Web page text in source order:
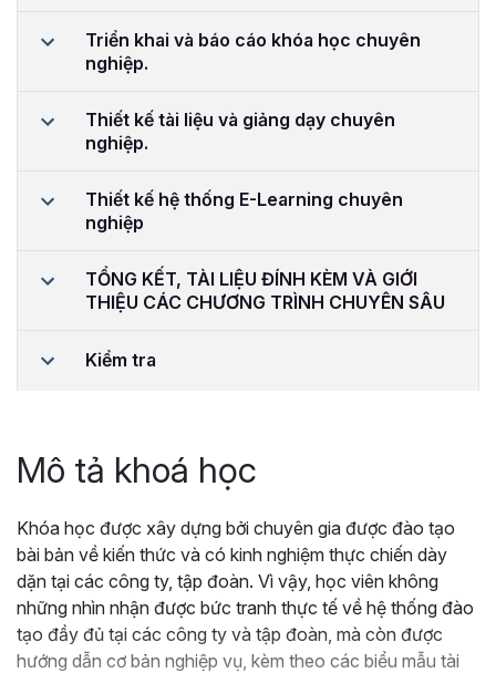
Triển khai và báo cáo khóa học chuyên
nghiệp.
Thiết kế tài liệu và giảng dạy chuyên
nghiệp.
Thiết kế hệ thống E-Learning chuyên
nghiệp
TỔNG KẾT, TÀI LIỆU ĐÍNH KÈM VÀ GIỚI
THIỆU CÁC CHƯƠNG TRÌNH CHUYÊN SÂU
Kiểm tra
Mô tả khoá học
Khóa học được xây dựng bởi chuyên gia được đào tạo
bài bản về kiến thức và có kinh nghiệm thực chiến dày
dặn tại các công ty, tập đoàn. Vì vậy, học viên không
những nhìn nhận được bức tranh thực tế về hệ thống đào
tạo đầy đủ tại các công ty và tập đoàn, mà còn được
hướng dẫn cơ bản nghiệp vụ, kèm theo các biểu mẫu tài